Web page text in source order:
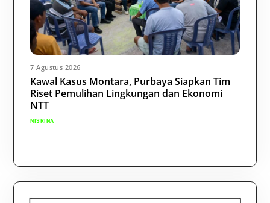
7 Agustus 2026
Kawal Kasus Montara, Purbaya Siapkan Tim
Riset Pemulihan Lingkungan dan Ekonomi
NTT
NISRINA